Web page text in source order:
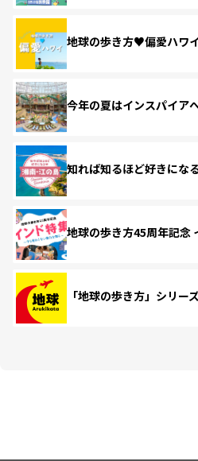
地球の歩き方♥偏愛ハワ
今年の夏はインスパイア
知れば知るほど好きにな
地球の歩き方45周年記念
「地球の歩き方」シリー